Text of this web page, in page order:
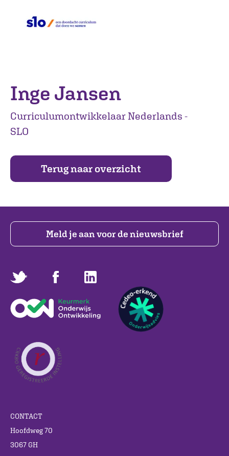
Inge Jansen
Curriculumontwikkelaar Nederlands -
SLO
Terug naar overzicht
Meld je aan voor de nieuwsbrief
CONTACT
Hoofdweg 70
3067 GH